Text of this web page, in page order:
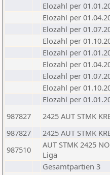
Elozahl per
Elozahl per
Elozahl per
Elozahl per
Elozahl per
Elozahl per
Elozahl per
Elozahl per
Elozahl per
987827
2425 AUT STMK
987827
2425 AUT STMK
987510
AUT STMK 2425
Liga
Gesamtpartien 3